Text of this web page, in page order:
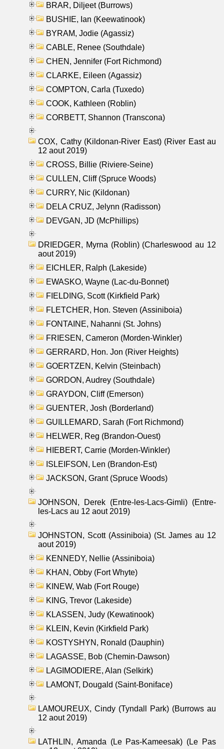
BRAR, Diljeet (Burrows)
BUSHIE, Ian (Keewatinook)
BYRAM, Jodie (Agassiz)
CABLE, Renee (Southdale)
CHEN, Jennifer (Fort Richmond)
CLARKE, Eileen (Agassiz)
COMPTON, Carla (Tuxedo)
COOK, Kathleen (Roblin)
CORBETT, Shannon (Transcona)
COX, Cathy (Kildonan-River East) (River East au
12 aout 2019)
CROSS, Billie (Riviere-Seine)
CULLEN, Cliff (Spruce Woods)
CURRY, Nic (Kildonan)
DELA CRUZ, Jelynn (Radisson)
DEVGAN, JD (McPhillips)
DRIEDGER, Myrna (Roblin) (Charleswood au 12
aout 2019)
EICHLER, Ralph (Lakeside)
EWASKO, Wayne (Lac-du-Bonnet)
FIELDING, Scott (Kirkfield Park)
FLETCHER, Hon. Steven (Assiniboia)
FONTAINE, Nahanni (St. Johns)
FRIESEN, Cameron (Morden-Winkler)
GERRARD, Hon. Jon (River Heights)
GOERTZEN, Kelvin (Steinbach)
GORDON, Audrey (Southdale)
GRAYDON, Cliff (Emerson)
GUENTER, Josh (Borderland)
GUILLEMARD, Sarah (Fort Richmond)
HELWER, Reg (Brandon-Ouest)
HIEBERT, Carrie (Morden-Winkler)
ISLEIFSON, Len (Brandon-Est)
JACKSON, Grant (Spruce Woods)
JOHNSON, Derek (Entre-les-Lacs-Gimli) (Entre-
les-Lacs au 12 aout 2019)
JOHNSTON, Scott (Assiniboia) (St. James au 12
aout 2019)
KENNEDY, Nellie (Assiniboia)
KHAN, Obby (Fort Whyte)
KINEW, Wab (Fort Rouge)
KING, Trevor (Lakeside)
KLASSEN, Judy (Kewatinook)
KLEIN, Kevin (Kirkfield Park)
KOSTYSHYN, Ronald (Dauphin)
LAGASSE, Bob (Chemin-Dawson)
LAGIMODIERE, Alan (Selkirk)
LAMONT, Dougald (Saint-Boniface)
LAMOUREUX, Cindy (Tyndall Park) (Burrows au
12 aout 2019)
LATHLIN, Amanda (Le Pas-Kameesak) (Le Pas